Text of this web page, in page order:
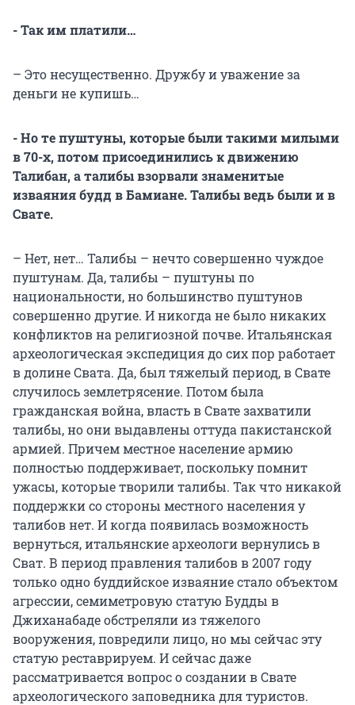
- Так им платили…
– Это несущественно. Дружбу и уважение за
деньги не купишь…
- Но те пуштуны, которые были такими милыми
в 70-х, потом присоединились к движению
Талибан, а талибы взорвали знаменитые
изваяния будд в Бамиане. Талибы ведь были и в
Свате.
– Нет, нет… Талибы – нечто совершенно чуждое
пуштунам. Да, талибы – пуштуны по
национальности, но большинство пуштунов
совершенно другие. И никогда не было никаких
конфликтов на религиозной почве. Итальянская
археологическая экспедиция до сих пор работает
в долине Свата. Да, был тяжелый период, в Свате
случилось землетрясение. Потом была
гражданская война, власть в Свате захватили
талибы, но они выдавлены оттуда пакистанской
армией. Причем местное население армию
полностью поддерживает, поскольку помнит
ужасы, которые творили талибы. Так что никакой
поддержки со стороны местного населения у
талибов нет. И когда появилась возможность
вернуться, итальянские археологи вернулись в
Сват. В период правления талибов в 2007 году
только одно буддийское изваяние стало объектом
агрессии, семиметровую статую Будды в
Джиханабаде обстреляли из тяжелого
вооружения, повредили лицо, но мы сейчас эту
статую реставрируем. И сейчас даже
рассматривается вопрос о создании в Свате
археологического заповедника для туристов.